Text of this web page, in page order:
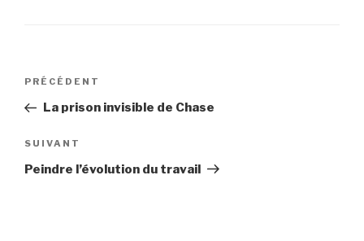
Navigation
l’article
Article
précédent
PRÉCÉDENT
La prison invisible de Chase
Article
suivant
SUIVANT
Peindre l’évolution du travail